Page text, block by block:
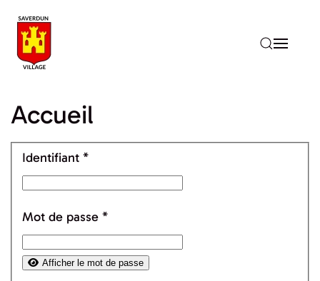
Accéder au contenu principal
Accueil
Identifiant*
Mot de passe*
Afficher le mot de passe